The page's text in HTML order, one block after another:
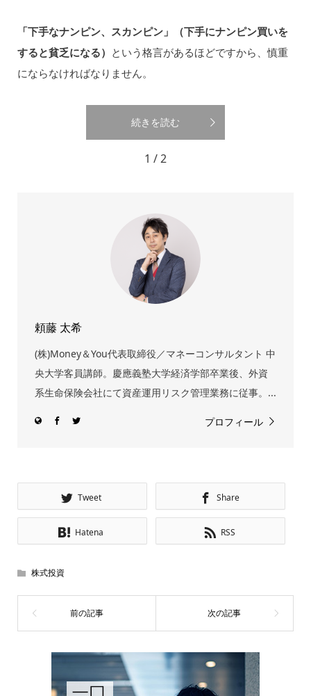
「下手なナンピン、スカンピン」（下手にナンピン買いを
すると貧乏になる） という格言があるほどですから、慎重
にならなければなりません。
続きを読む
1 / 2
頼藤 太希
(株)Money＆You代表取締役／マネーコンサルタント 中
央大学客員講師。慶應義塾大学経済学部卒業後、外資
系生命保険会社にて資産運用リスク管理業務に従事。...
プロフィール
Tweet Share
Hatena RSS
株式投資